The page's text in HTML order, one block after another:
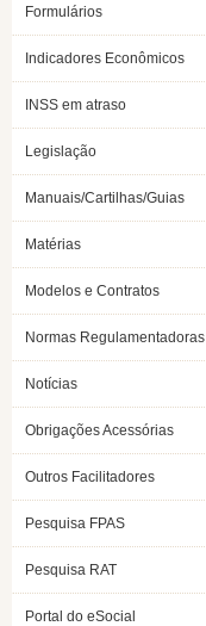
Formulários
Indicadores Econômicos
INSS em atraso
Legislação
Manuais/Cartilhas/Guias
Matérias
Modelos e Contratos
Normas Regulamentadoras
Notícias
Obrigações Acessórias
Outros Facilitadores
Pesquisa FPAS
Pesquisa RAT
Portal do eSocial